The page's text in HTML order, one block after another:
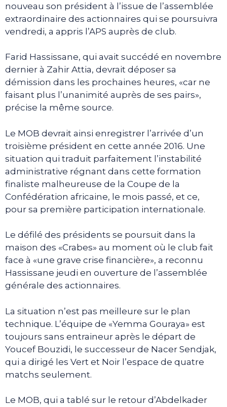
nouveau son président à l’issue de l’assemblée
extraordinaire des actionnaires qui se poursuivra
vendredi, a appris l’APS auprès de club.
Farid Hassissane, qui avait succédé en novembre
dernier à Zahir Attia, devrait déposer sa
démission dans les prochaines heures, «car ne
faisant plus l’unanimité auprès de ses pairs»,
précise la même source.
Le MOB devrait ainsi enregistrer l’arrivée d’un
troisième président en cette année 2016. Une
situation qui traduit parfaitement l’instabilité
administrative régnant dans cette formation
finaliste malheureuse de la Coupe de la
Confédération africaine, le mois passé, et ce,
pour sa première participation internationale.
Le défilé des présidents se poursuit dans la
maison des «Crabes» au moment où le club fait
face à «une grave crise financière», a reconnu
Hassissane jeudi en ouverture de l’assemblée
générale des actionnaires.
La situation n’est pas meilleure sur le plan
technique. L’équipe de «Yemma Gouraya» est
toujours sans entraineur après le départ de
Youcef Bouzidi, le successeur de Nacer Sendjak,
qui a dirigé les Vert et Noir l’espace de quatre
matchs seulement.
Le MOB, qui a tablé sur le retour d’Abdelkader